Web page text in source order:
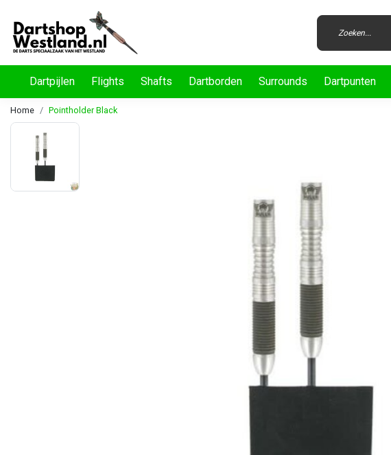
Dartpijlen Flights Shafts Dartborden Surrounds Dartpunten
Home Pointholder Black